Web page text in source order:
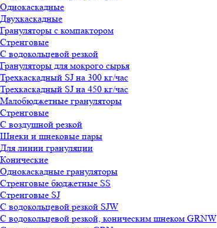
Однокаскадные
Двухкаскадные
Грануляторы с компактором
Стренговые
С водокольцевой резкой
Грануляторы для мокрого сырья
Трехкаскадный SJ на 300 кг/час
Трехкаскадный SJ на 450 кг/час
Малобюджетные грануляторы
Стренговые
С воздушной резкой
Шнеки и шнековые пары
Для линии грануляции
Конические
Однокаскадные грануляторы
Стренговые бюджетные SS
Стренговые SJ
С водокольцевой резкой SJW
С водокольцевой резкой, коническим шнеком GRNW